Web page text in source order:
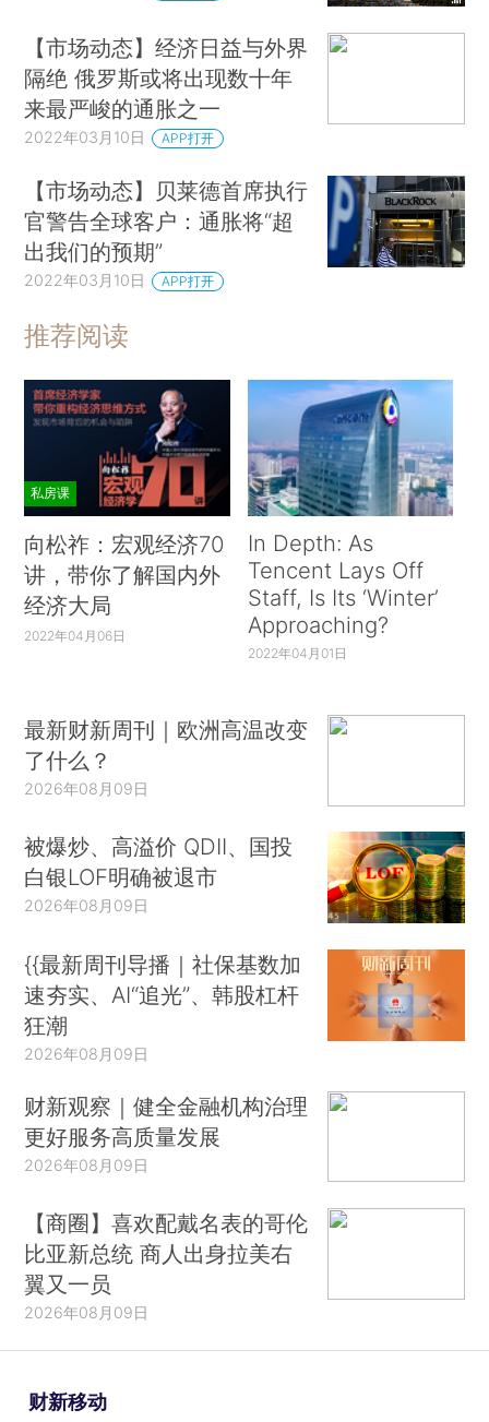
【市场动态】经济日益与外界
隔绝 俄罗斯或将出现数十年
来最严峻的通胀之一
2022年03月10日 APP打开
【市场动态】贝莱德首席执行
官警告全球客户：通胀将“超
出我们的预期”
2022年03月10日 APP打开
推荐阅读
私房课
向松祚：宏观经济70
讲，带你了解国内外
经济大局
2022年04月06日
In Depth: As
Tencent Lays Off
Staff, Is Its ‘Winter’
Approaching?
2022年04月01日
最新财新周刊｜欧洲高温改变
了什么？
2026年08月09日
被爆炒、高溢价 QDII、国投
白银LOF明确被退市
2026年08月09日
{{最新周刊导播｜社保基数加
速夯实、AI“追光”、韩股杠杆
狂潮
2026年08月09日
财新观察｜健全金融机构治理
更好服务高质量发展
2026年08月09日
【商圈】喜欢配戴名表的哥伦
比亚新总统 商人出身拉美右
翼又一员
2026年08月09日
财新移动